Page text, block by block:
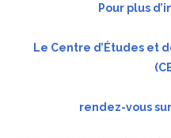
Pour plus
Le Centre d’Études et
rendez-vous sur